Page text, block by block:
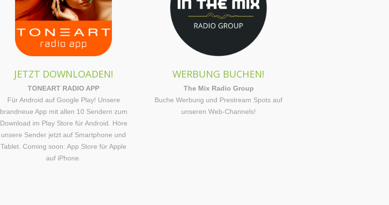
JETZT DOWNLOADEN!
TONEART RADIO APP
Für Android auf Google Play! Unsere
brandneue App mit allen 10 Sendern zum
Download im Play Store für Android. Höre
unsere Sender jetzt auf Smartphone und
Tablet. Coming soon: App Store für Apple
auf iPhone.
WERBUNG BUCHEN!
The Mix Radio Group
Buche Werbung und Prestream Spots auf
unseren Web-Channels!